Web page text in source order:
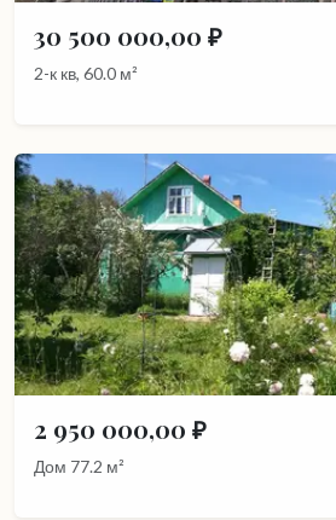
30 500 000,00 ₽
2-к кв, 60.0 м²
2 950 000,00 ₽
Дом 77.2 м²